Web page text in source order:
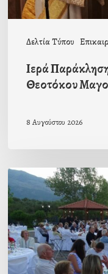
Δελτία Τύπου
Ιερά
Θεοτόκου
8 Αυγούστου 2026
Πρόσκληση
προς
τους
Ομογενείς
μας